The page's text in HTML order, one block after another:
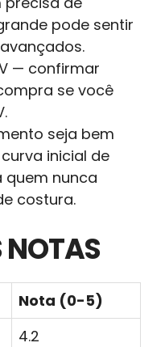
pode sentir
— confirmar
se você
seja bem
inicial de
quem nunca
costura.
NOTAS
Nota (0-5)
4.2